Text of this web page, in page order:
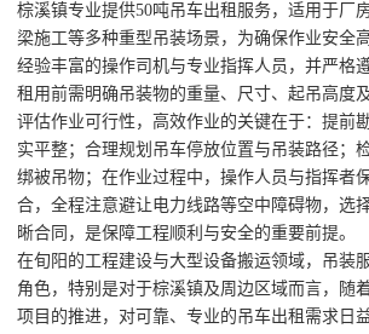
棕溪镇专业提供50吨吊车出租服务，适用于厂
梁施工等多种重型吊装场景，为确保作业安全
经验丰富的操作司机与专业指挥人员，并严格
租用前需明确吊装物的重量、尺寸、起吊高度
评估作业可行性，高效作业的关键在于：提前
实平整；合理规划吊车停放位置与吊装路径；
绑被吊物；在作业过程中，操作人员与指挥者
合，全程注意避让电力线路等空中障碍物，选
晰合同，是保障工程顺利与安全的重要前提。
在旬阳的工程建设与大型设备搬运领域，吊装
角色，特别是对于棕溪镇及周边区域而言，随
项目的推进，对可靠、专业的吊车出租需求日